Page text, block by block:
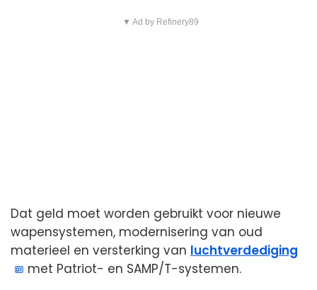
▼ Ad by Refinery89
Dat geld moet worden gebruikt voor nieuwe
wapensystemen, modernisering van oud
materieel en versterking van luchtverdediging
met Patriot- en SAMP/T-systemen.